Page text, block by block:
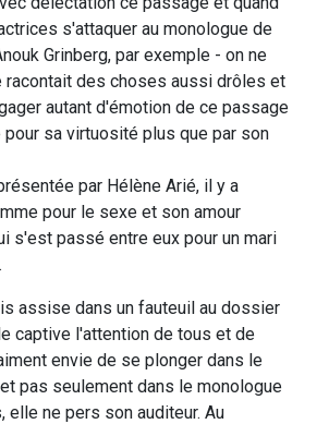
s'attaquer au monologue de
Grinberg, par exemple - on ne
racontait des choses aussi drôles et
autant d'émotion de ce passage
sa virtuosité plus que par son
par Hélène Arié, il y a
pour le sexe et son amour
s'est passé entre eux pour un mari
assise dans un fauteuil au dossier
captive l'attention de tous et de
envie de se plonger dans le
pas seulement dans le monologue
elle ne pers son auditeur. Au